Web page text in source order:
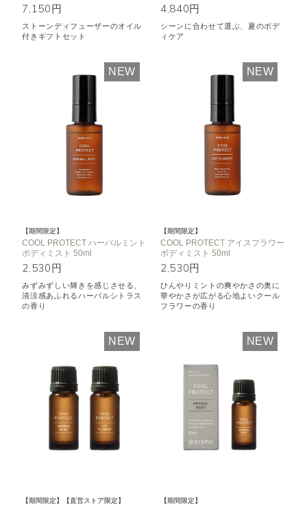
7,150円
ストーンディフューザーのオイル
付きギフトセット
4,840円
シーンに合わせて選ぶ、夏のボデ
ィケア
NEW
【期間限定】
COOL PROTECT ハーバルミント
ボディミスト 50ml
2,530円
みずみずしい輝きを感じさせる、
清涼感あふれるハーバルシトラス
の香り
NEW
【期間限定】
COOL PROTECT アイスフラワー
ボディミスト 50ml
2,530円
ひんやりミントの爽やかさの奥に
華やかさが広がる心地よいクール
フラワーの香り
NEW
【期間限定】【直営ストア限定】
NEW
【期間限定】